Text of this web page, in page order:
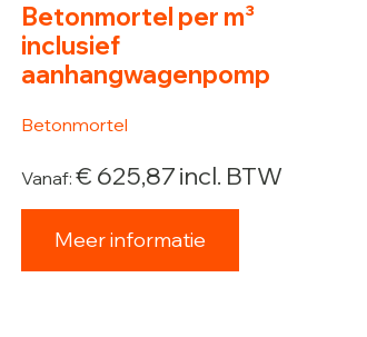
Betonmortel per m³
inclusief
aanhangwagenpomp
Betonmortel
Vanaf: € 625,87incl. BTW
Meer informatie